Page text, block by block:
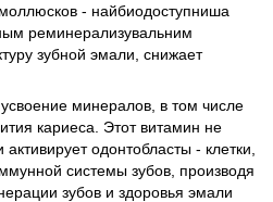
- найбиодоступниша
реминерализувальним
зубной эмали, снижает
минералов, в том числе
кариеса. Этот витамин не
одонтобласты - клетки,
системы зубов, производя
зубов и здоровья эмали